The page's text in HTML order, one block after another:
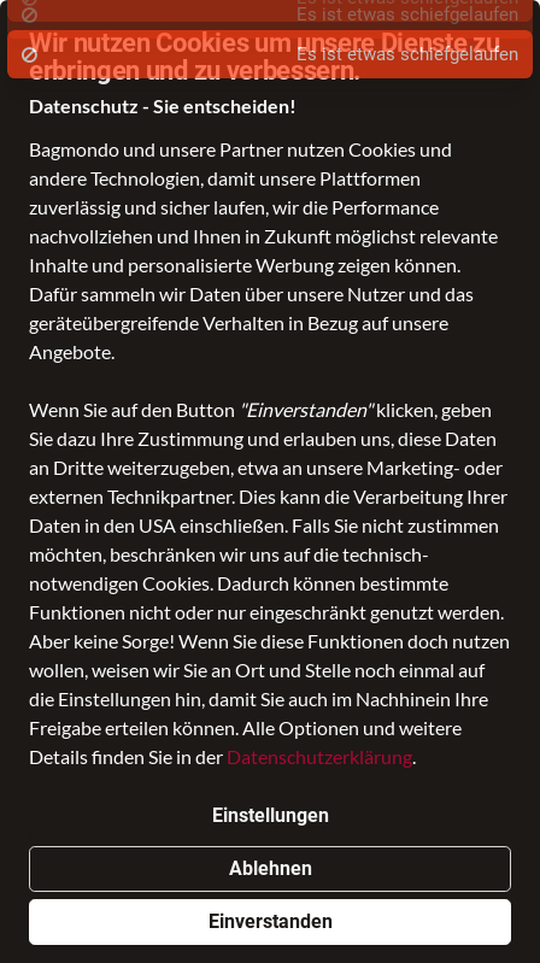
Wir nutzen Cookies um unsere Dienste zu
erbringen und zu verbessern.
Datenschutz - Sie entscheiden!
Bagmondo und unsere Partner nutzen Cookies und
andere Technologien, damit unsere Plattformen
zuverlässig und sicher laufen, wir die Performance
nachvollziehen und Ihnen in Zukunft möglichst relevante
Inhalte und personalisierte Werbung zeigen können.
Dafür sammeln wir Daten über unsere Nutzer und das
geräteübergreifende Verhalten in Bezug auf unsere
Angebote.
Wenn Sie auf den Button "Einverstanden"klicken, geben
Sie dazu Ihre Zustimmung und erlauben uns, diese Daten
an Dritte weiterzugeben, etwa an unsere Marketing- oder
externen Technikpartner. Dies kann die Verarbeitung Ihrer
Daten in den USA einschließen. Falls Sie nicht zustimmen
möchten, beschränken wir uns auf die technisch-
notwendigen Cookies. Dadurch können bestimmte
Funktionen nicht oder nur eingeschränkt genutzt werden.
Aber keine Sorge! Wenn Sie diese Funktionen doch nutzen
wollen, weisen wir Sie an Ort und Stelle noch einmal auf
die Einstellungen hin, damit Sie auch im Nachhinein Ihre
Freigabe erteilen können. Alle Optionen und weitere
Details finden Sie in der Datenschutzerklärung.
Einstellungen
Ablehnen
Einverstanden
Schule Reise Business Freizeit Fashion & Lifestyle
CORTINA Rv-Tasche Jasmina
Phantom
Preis
118,96 € inkl. MwSt., Versand
Letzter niedrigster Preis:
Nur noch weniger als 3 Artikel im Geschäft vorhanden.